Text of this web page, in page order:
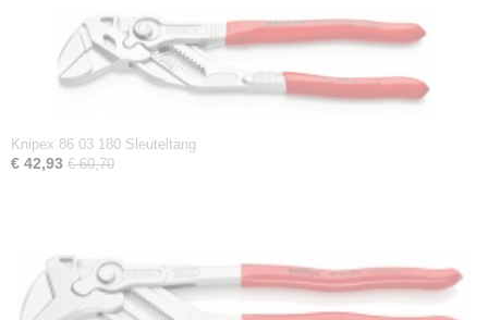
Knipex 86 03 180 Sleuteltang
€ 42,93 € 60,70